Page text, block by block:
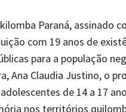
Paraná, assinado
com 19 anos de
para a população
Ana Claudia Justino, o
de 14 a 17
nos territórios